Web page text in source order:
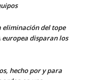
eliminación del tope
europea disparan los
hecho por y para